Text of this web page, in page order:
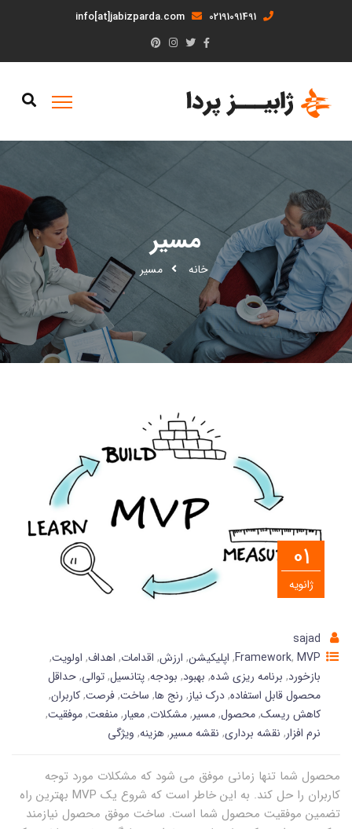
02191091491
info[at]jabizparda.com
مسیر
خانه مسیر
01
ژانویه
sajad
Framework, MVP
, اپلیکیشن, ارزش, اقدامات, اهداف, اولویت,
بازخورد, برنامه ریزی شده, بهبود, بودجه,پتانسیل,توالی,حداقل
محصول قابل استفاده,درک نیاز, رنج ها, ساخت,فرصت,کاربران,
کاهش ریسک,محصول,مسیر,مشکلات,معیار,منفعت,موفقیت,
نرم افزار, نقشه برداری, نقشه مسیر,هزینه, ویژگی
محصول شما تنها زمانی موفق می شود که مشکلات مورد توجه
کاربران را حل کند. به این خاطر است که شروع یک MVP بهترین راه
تضمین موفقیت محصول شما است. ساخت موفق محصول نیازمند